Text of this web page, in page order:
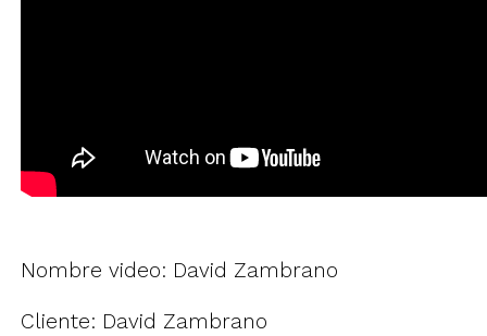
Nombre video: David Zambrano
Cliente: David Zambrano